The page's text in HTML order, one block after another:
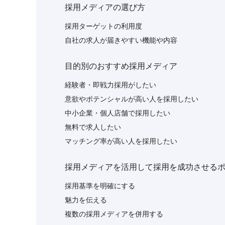
採用メディアの選び方
採用ターゲットの利用度
自社の求人が届きやすい機能や内容
目的別のおすすめ採用メディア
経験者・即戦力採用がしたい
意欲やポテンシャルが高い人を採用したい
中小企業・個人店舗で採用したい
無料で求人したい
マッチング率が高い人を採用したい
採用メディアを活用して採用を成功させる
採用基準を明確にする
魅力を伝える
複数の採用メディアを併用する